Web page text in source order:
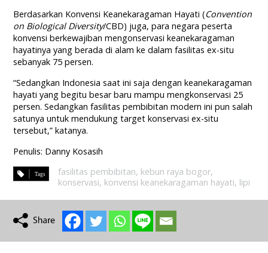
Berdasarkan Konvensi Keanekaragaman Hayati (Convention
on Biological Diversity/CBD) juga, para negara peserta
konvensi berkewajiban mengonservasi keanekaragaman
hayatinya yang berada di alam ke dalam fasilitas ex-situ
sebanyak 75 persen.
“Sedangkan Indonesia saat ini saja dengan keanekaragaman
hayati yang begitu besar baru mampu mengkonservasi 25
persen. Sedangkan fasilitas pembibitan modern ini pun salah
satunya untuk mendukung target konservasi ex-situ
tersebut,” katanya.
Penulis: Danny Kosasih
fasilitas pembibitan, kebun raya bogor,
konservasi, konvensi keanekaragaman hayati, lipi